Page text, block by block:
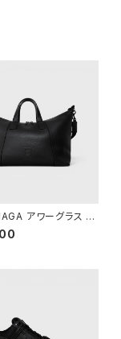
アワーグラス ダ
ブラック